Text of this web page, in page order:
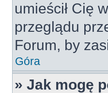
umieścił Cię
przeglądu
Forum, by
Góra
» Jak mogę